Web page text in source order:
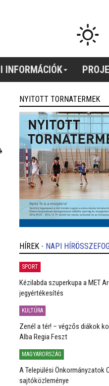
INFORMÁCIÓK
NYITOTT TORNATERMEK
HÍREK - NAPI
SPORT
Kézilabda szuperkupa a MET
jegyértékesítés
KULTÚRA
Zenél a tér! – végzős diákok
Alba Regia Feszt
MAGYARORSZÁG
A Települési Önkormányzatok
sajtóközleménye